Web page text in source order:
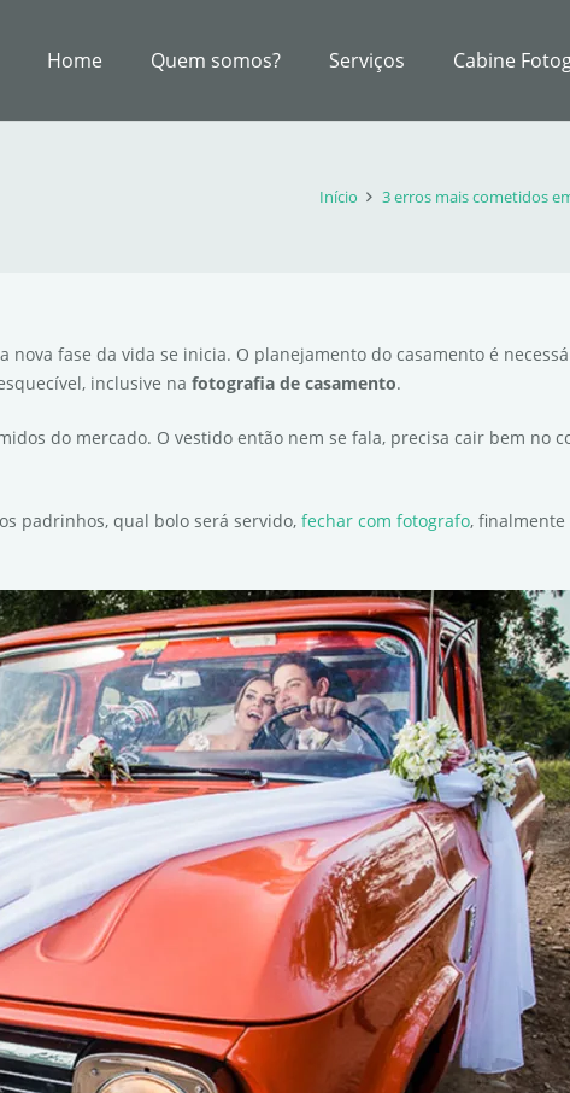
Home Quem somos? Serviços Cabine
Início 3 erros mais cometidos
fase da vida se inicia. O planejamento do casamento é
inclusive na fotografia de casamento.
do mercado. O vestido então nem se fala, precisa cair bem no
padrinhos, qual bolo será servido, fechar com fotografo, finalmente